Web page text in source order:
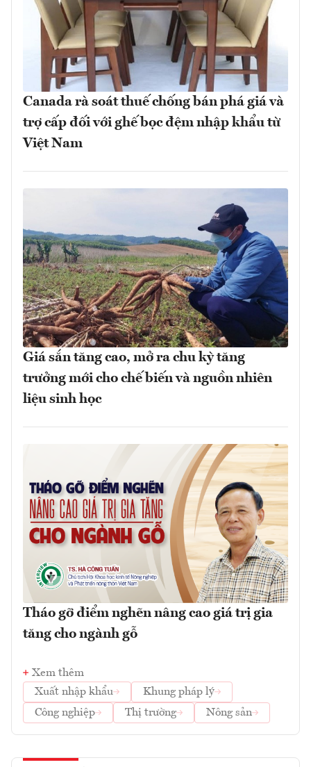
Canada rà soát thuế chống bán phá giá và
trợ cấp đối với ghế bọc đệm nhập khẩu từ
Việt Nam
Giá sắn tăng cao, mở ra chu kỳ tăng
trưởng mới cho chế biến và nguồn nhiên
liệu sinh học
Tháo gỡ điểm nghẽn nâng cao giá trị gia
tăng cho ngành gỗ
Xem thêm
Xuất nhập khẩu
Khung pháp lý
Công nghiệp
Thị trường Nông sản